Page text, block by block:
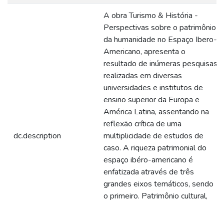
dc.description
A obra Turismo & História -
Perspectivas sobre o patrimônio
da humanidade no Espaço Ibero-
Americano, apresenta o
resultado de inúmeras pesquisas
realizadas em diversas
universidades e institutos de
ensino superior da Europa e
América Latina, assentando na
reflexão crítica de uma
multiplicidade de estudos de
caso. A riqueza patrimonial do
espaço ibéro-americano é
enfatizada através de três
grandes eixos temáticos, sendo
o primeiro. Patrimônio cultural,